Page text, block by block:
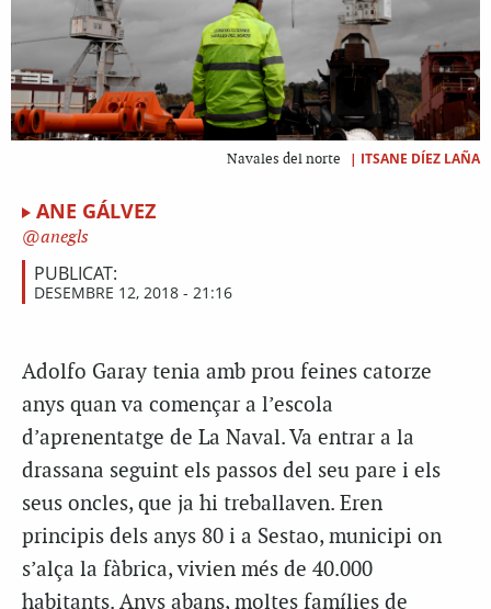
Navales del norte | ITSANE DÍEZ LAÑA
ANE GÁLVEZ
anegls
PUBLICAT:
DESEMBRE 12, 2018 - 21:16
Adolfo Garay tenia amb prou feines catorze
anys quan va començar a l’escola
d’aprenentatge de La Naval. Va entrar a la
drassana seguint els passos del seu pare i els
seus oncles, que ja hi treballaven. Eren
principis dels anys 80 i a Sestao, municipi on
s’alça la fàbrica, vivien més de 40.000
habitants. Anys abans, moltes famílies de